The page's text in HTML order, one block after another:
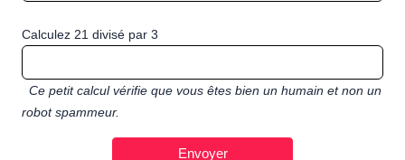
Calculez 21 divisé par 3
Ce petit calcul vérifie que vous êtes bien un humain et non un
robot spammeur.